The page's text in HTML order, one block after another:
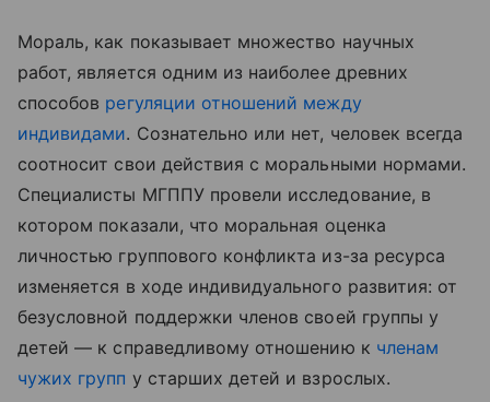
Мораль, как показывает множество научных
работ, является одним из наиболее древних
способов регуляции отношений между
индивидами. Сознательно или нет, человек всегда
соотносит свои действия с моральными нормами.
Специалисты МГППУ провели исследование, в
котором показали, что моральная оценка
личностью группового конфликта из-за ресурса
изменяется в ходе индивидуального развития: от
безусловной поддержки членов своей группы у
детей — к справедливому отношению к членам
чужих групп у старших детей и взрослых.